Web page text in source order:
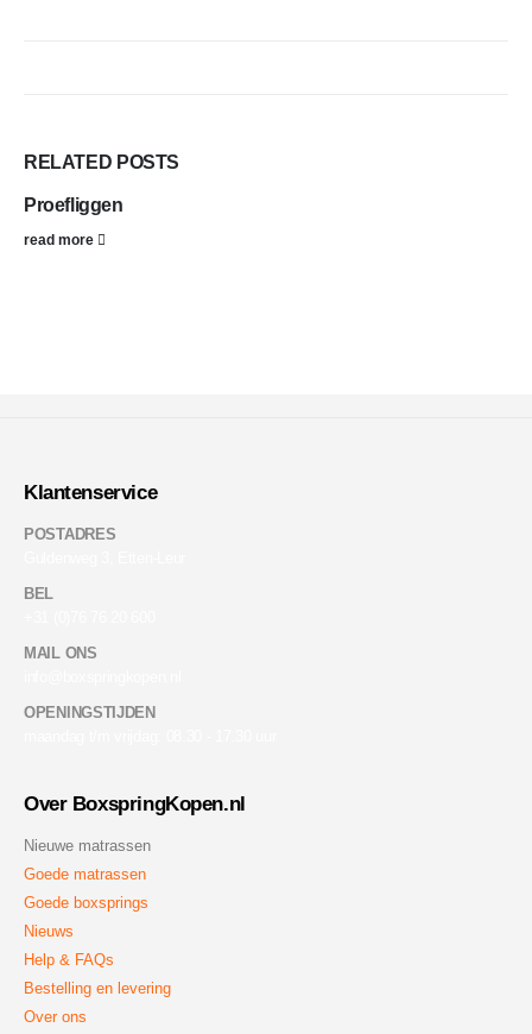
RELATED POSTS
Proefliggen
read more
Klantenservice
POSTADRES
BEL
MAIL ONS
OPENINGSTIJDEN
Over BoxspringKopen.nl
Nieuwe matrassen
Goede matrassen
Goede boxsprings
Nieuws
Help & FAQs
Bestelling en levering
Over ons